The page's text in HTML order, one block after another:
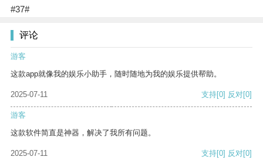
#37#
评论
游客
这款app就像我的娱乐小助手，随时随地为我的娱乐提供帮助。
2025-07-11 支持[0] 反对[0]
游客
这款软件简直是神器，解决了我所有问题。
2025-07-11 支持[0] 反对[0]